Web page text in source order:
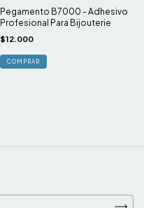
Pegamento B7000 - Adhesivo
Profesional Para Bijouterie
$12.000